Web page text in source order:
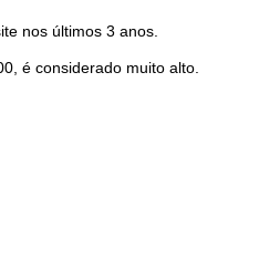
nos últimos 3 anos.
é considerado muito alto.